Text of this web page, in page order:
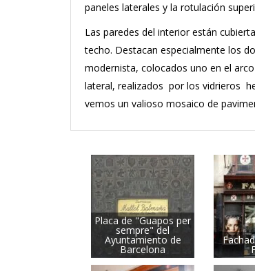
paneles laterales y la rotulación
Las paredes del interior están
techo. Destacan especialmente los
modernista, colocados uno en el
lateral, realizados por los vidrieros
vemos un valioso mosaico de
Placa de "Guapos per
sempre" del
Ayuntamiento de
Barcelona